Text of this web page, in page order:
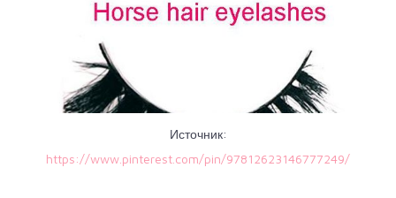
Источник:
https://www.pinterest.com/pin/97812623146777249/